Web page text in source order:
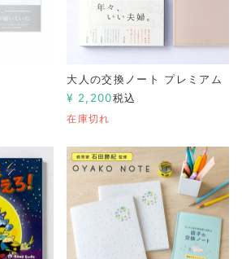
大人の交換ノート プレミアム
¥ 2,200税込
在庫切れ